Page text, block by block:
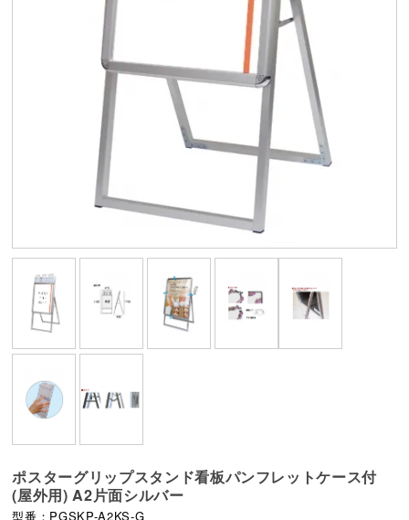
ポスターグリップスタンド看板パンフレットケース付
(屋外用) A2片面シルバー
型番：PGSKP-A2KS-G